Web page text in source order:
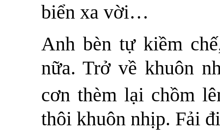
biển xa vời…
Anh bèn tự kiềm
nữa. Trở về khuôn
cơn thèm lại chồm
thôi khuôn nhịp. Fải